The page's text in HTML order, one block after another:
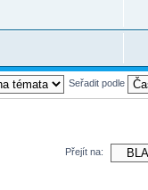
Seřadit podle
Přejít na: